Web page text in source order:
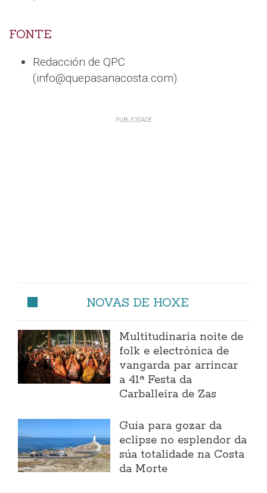
FONTE
Redacción de QPC
(info@quepasanacosta.com).
NOVAS DE HOXE
Multitudinaria noite de
folk e electrónica de
vangarda par arrincar
a 41ª Festa da
Carballeira de Zas
Guía para gozar da
eclipse no esplendor da
súa totalidade na Costa
da Morte